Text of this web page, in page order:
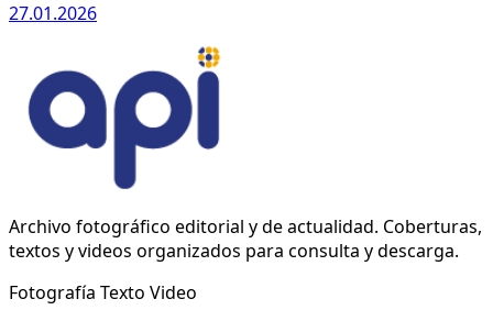
27.01.2026
Archivo fotográfico editorial y de actualidad. Coberturas,
textos y videos organizados para consulta y descarga.
Fotografía Texto Video